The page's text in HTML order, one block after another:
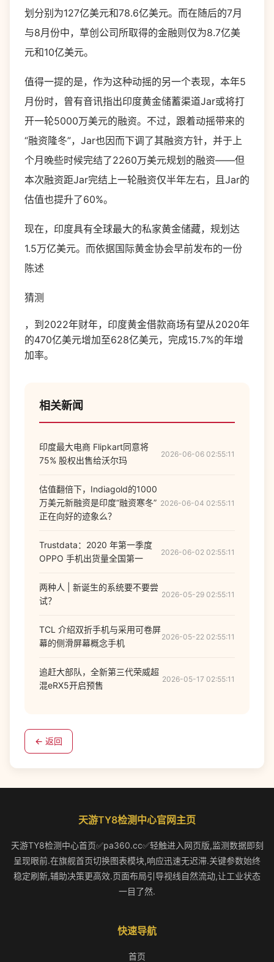
划分别为127亿美元和78.6亿美元。而在随后的7月
与8月份中，草创公司所取得的金融则仅为8.7亿美
元和10亿美元。
值得一提的是，作为这种动摇的另一个表现，本年5
月份时，曾有音讯指出印度黄金储蓄渠道Jar或将打
开一轮5000万美元的融资。不过，跟着动摇带来的
“融资隆冬”，Jar也因而下调了其融资方针，并于上
个月晚些时候完结了2260万美元规划的融资——但
本次融资距Jar完结上一轮融资仅半年左右，且Jar的
估值也提升了60%。
现在，印度具有全球最大的私家黄金储藏，规划达
1.5万亿美元。而依据国际黄金协会早前发布的一份
陈述
猜测
，到 2022年财年，印度黄金借款商场有望从2020年
的470亿美元增加至628亿美元，完成15.7%的年增
加率。
相关新闻
印度最大电商 Flipkart同意将
75% 股权出售给沃尔玛
2026-06-06 02:55:11
估值翻倍下，Indiagold的1000
万美元新融资是印度“融资寒冬”
正在向好的迹象么？
2026-06-04 02:55:11
Trustdata：2020 年第一季度
OPPO 手机出货量全国第一
2026-06-02 02:55:11
两种人 | 新诞生的系统要不要尝
试？
2026-05-29 02:55:11
TCL 介绍双折手机与采用可卷屏
幕的侧滑屏幕概念手机
2026-05-22 02:55:11
追赶大部队，全新第三代荣威超
混eRX5开启预售
2026-05-17 02:55:11
← 返回
天游TY8检测中心官网主页
天游TY8检测中心首页✅pa360.cc✅轻触进入网页版,监测数据即刻
呈现眼前.在旗舰首页切换图表模块,响应迅速无迟滞.关键参数始终
稳定刷新,辅助决策更高效.页面布局引导视线自然流动,让工业状态
一目了然.
快速导航
首页